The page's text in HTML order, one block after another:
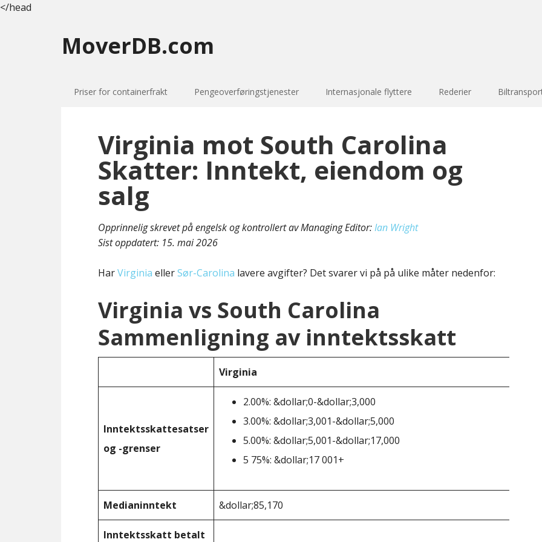
</head
MoverDB.com
Priser for containerfrakt Pengeoverføringstjenester Internasjonale flyttere Rederier
Virginia mot South Carolina
Skatter: Inntekt, eiendom og
salg
Opprinnelig skrevet på engelsk og kontrollert av Managing Editor:Ian Wright
Sist oppdatert: 15. mai 2026
HarVirginia ellerSør-Carolina lavere avgifter? Det svarer vi på på ulike måter nedenfor:
Virginia vs South Carolina
Sammenligning av inntektsskatt
Virginia
Inntektsskattesatser
og -grenser
2.00%: &dollar;0-&dollar;3,000
3.00%: &dollar;3,001-&dollar;5,000
5.00%: &dollar;5,001-&dollar;17,000
5 75%: &dollar;17 001+
Medianinntekt &dollar;85,170
Inntektsskatt betalt